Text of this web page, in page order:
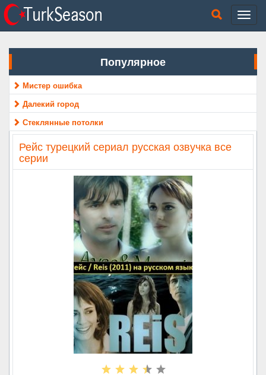
Популярное
Мистер ошибка
Далекий город
Стеклянные потолки
Рейс турецкий сериал русская озвучка все
серии